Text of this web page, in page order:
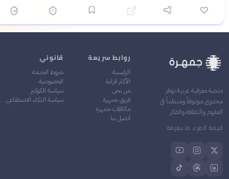
منصة معرفية عربية توفر
محتوى موثوقاً ومنظماً في
العلوم والثقافة والفكر
قيمة المرء ما يعرفه
روابط سريعة
الرئيسية
الأكثر قراءة
من نحن
فريق جمهرة
مكافآت جمهرة
اتصل بنا
قانوني
شروط الخدمة
الخصوصية
سياسة الكوكيز
سياسة الذكاء الاصطناعي